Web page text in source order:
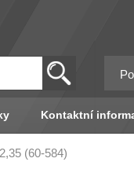
Kontaktní
(60-584)